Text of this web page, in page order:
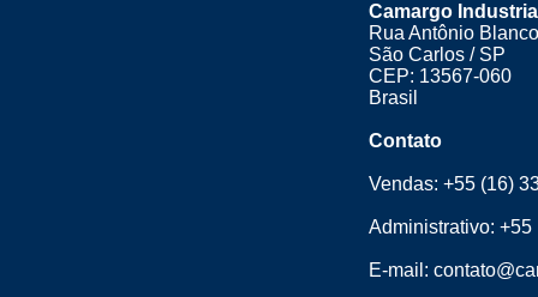
Camargo
Rua Antônio
São Carlos / SP
CEP: 13567-060
Brasil
Contato
Vendas:+55 (16)
Administrativo:+55
E-mail: